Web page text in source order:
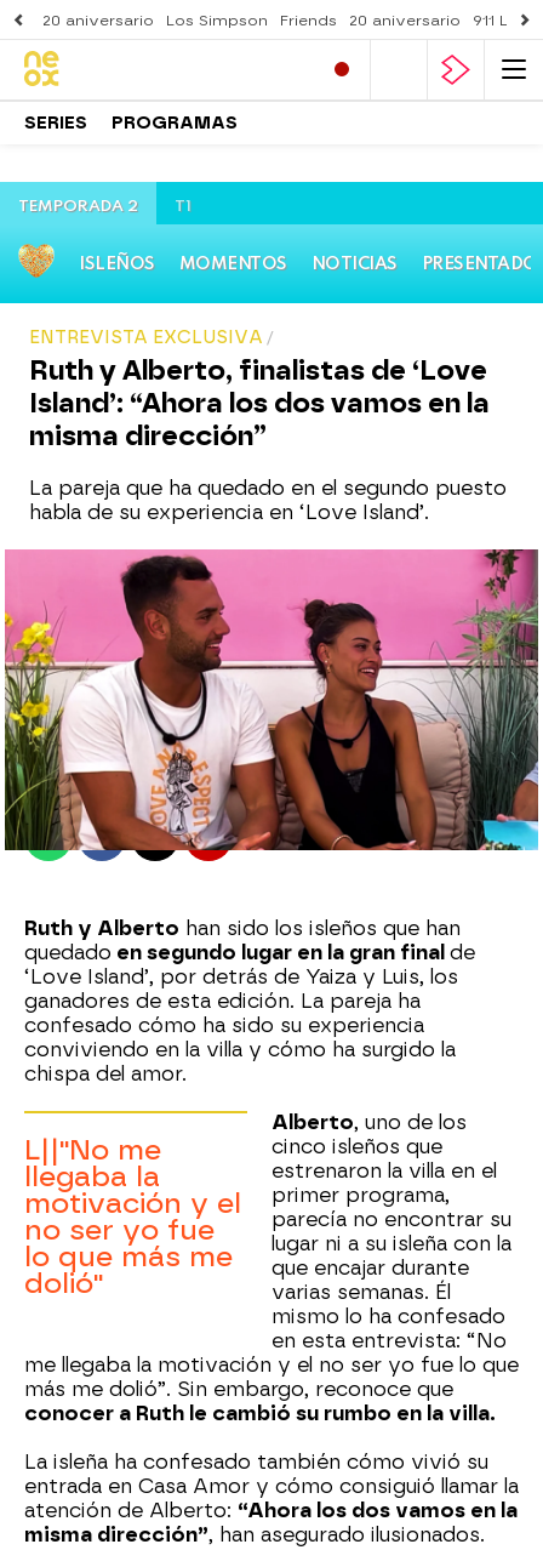
20 aniversario Los Simpson Friends 20 aniversario 911
SERIES PROGRAMAS
TEMPORADA 2 T1
ISLEÑOS MOMENTOS NOTICIAS
ENTREVISTA EXCLUSIVA
Ruth y Alberto, finalistas de ‘Love
Island’: “Ahora los dos vamos en la
misma dirección”
La pareja que ha quedado en el segundo puesto
habla de su experiencia en ‘Love Island’.
Love Island
Madrid
Publicado:01 de julio de 2022, 15:00
WhatsappFacebook
X Flipboard
Ruth y Alberto han sido los isleños que han
quedado en segundo lugar en la gran final de
‘Love Island’, por detrás de Yaiza y Luis, los
ganadores de esta edición. La pareja ha
confesado cómo ha sido su experiencia
conviviendo en la villa y cómo ha surgido la
chispa del amor.
L||''No me
llegaba la
motivación y el
no ser yo fue
lo que más me
dolió''
Alberto, uno de los
cinco isleños que
estrenaron la villa en el
primer programa,
parecía no encontrar su
lugar ni a su isleña con la
que encajar durante
varias semanas. Él
mismo lo ha confesado
en esta entrevista: “No
me llegaba la motivación y el no ser yo fue lo que
más me dolió”. Sin embargo, reconoce que
conocer a Ruth le cambió su rumbo en la villa.
La isleña ha confesado también cómo vivió su
entrada en Casa Amor y cómo consiguió llamar la
atención de Alberto: “Ahora los dos vamos en la
misma dirección”, han asegurado ilusionados.